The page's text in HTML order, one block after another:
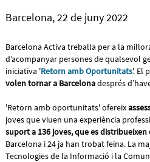
Barcelona, 22 de juny 2022
Barcelona Activa treballa per a la
d’acompanyar persones de qualsevol
iniciativa 'Retorn amb Oportunitats'. El
volen tornar a Barcelonadesprés
'Retorn amb oportunitats' ofereix
joves que viuen una experiència
suport a 136 joves, que es
Barcelona i 24 ja han trobat feina. La
Tecnologies de la Informació i la